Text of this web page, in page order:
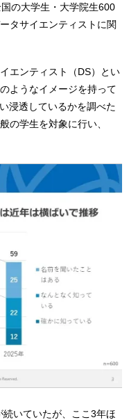
の大学生・大学院生600
タサイエンティストに関
エンティスト（DS）とい
ようなイメージを持って
浸透しているかを調べた
の学生を対象に行い、
いていたが、ここ3年ほ